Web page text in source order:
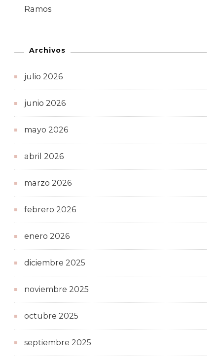
Ramos
Archivos
julio 2026
junio 2026
mayo 2026
abril 2026
marzo 2026
febrero 2026
enero 2026
diciembre 2025
noviembre 2025
octubre 2025
septiembre 2025